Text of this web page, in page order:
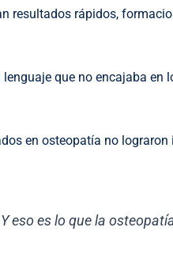
resultados rápidos,
que no encajaba en
en osteopatía no
eso es lo que la